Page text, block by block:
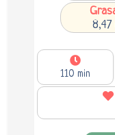
8,47
110 min